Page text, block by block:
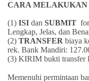
CARA MELAKUKAN
(1) ISI dan SUBMIT
Lengkap, Jelas, dan
(2) TRANSFER biaya
rek. Bank Mandiri:
(3) KIRIM bukti transfer
Memenuhi permintaan